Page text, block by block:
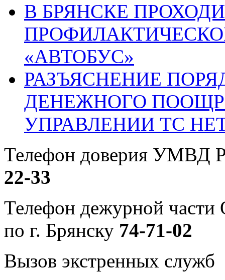
В БРЯНСКЕ
«АВТОБУС»
РАЗЪЯСНЕНИЕ
ДЕНЕЖНОГО
УПРАВЛЕНИИ ТС
Телефон доверия УМВД
22-33
Телефон дежурной
по г. Брянску 74-71-02
Вызов экстренных служб